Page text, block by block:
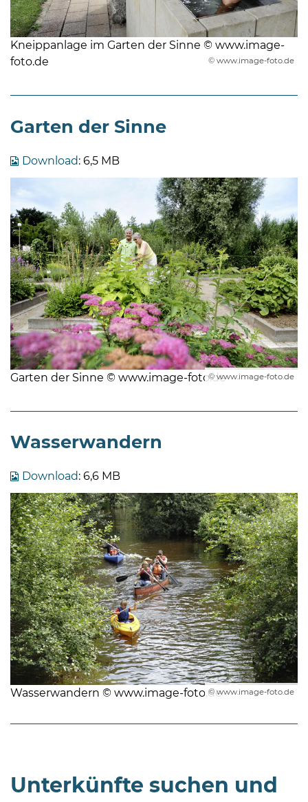
© www.image-foto.de
Kneippanlage im Garten der Sinne © www.image-
foto.de
Garten der Sinne
Download: 6,5 MB
© www.image-foto.de
Garten der Sinne © www.image-foto.de
Wasserwandern
Download: 6,6 MB
© www.image-foto.de
Wasserwandern © www.image-foto.de
Unterkünfte suchen und